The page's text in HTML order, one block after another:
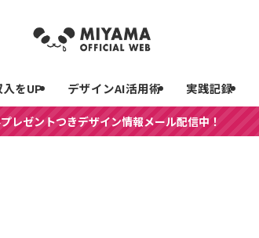
をUP デザインAI活用術 実践記録
レゼントつきデザイン情報メール配信中！